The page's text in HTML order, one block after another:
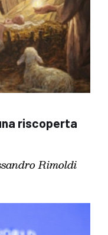
riscoperta
Rimoldi